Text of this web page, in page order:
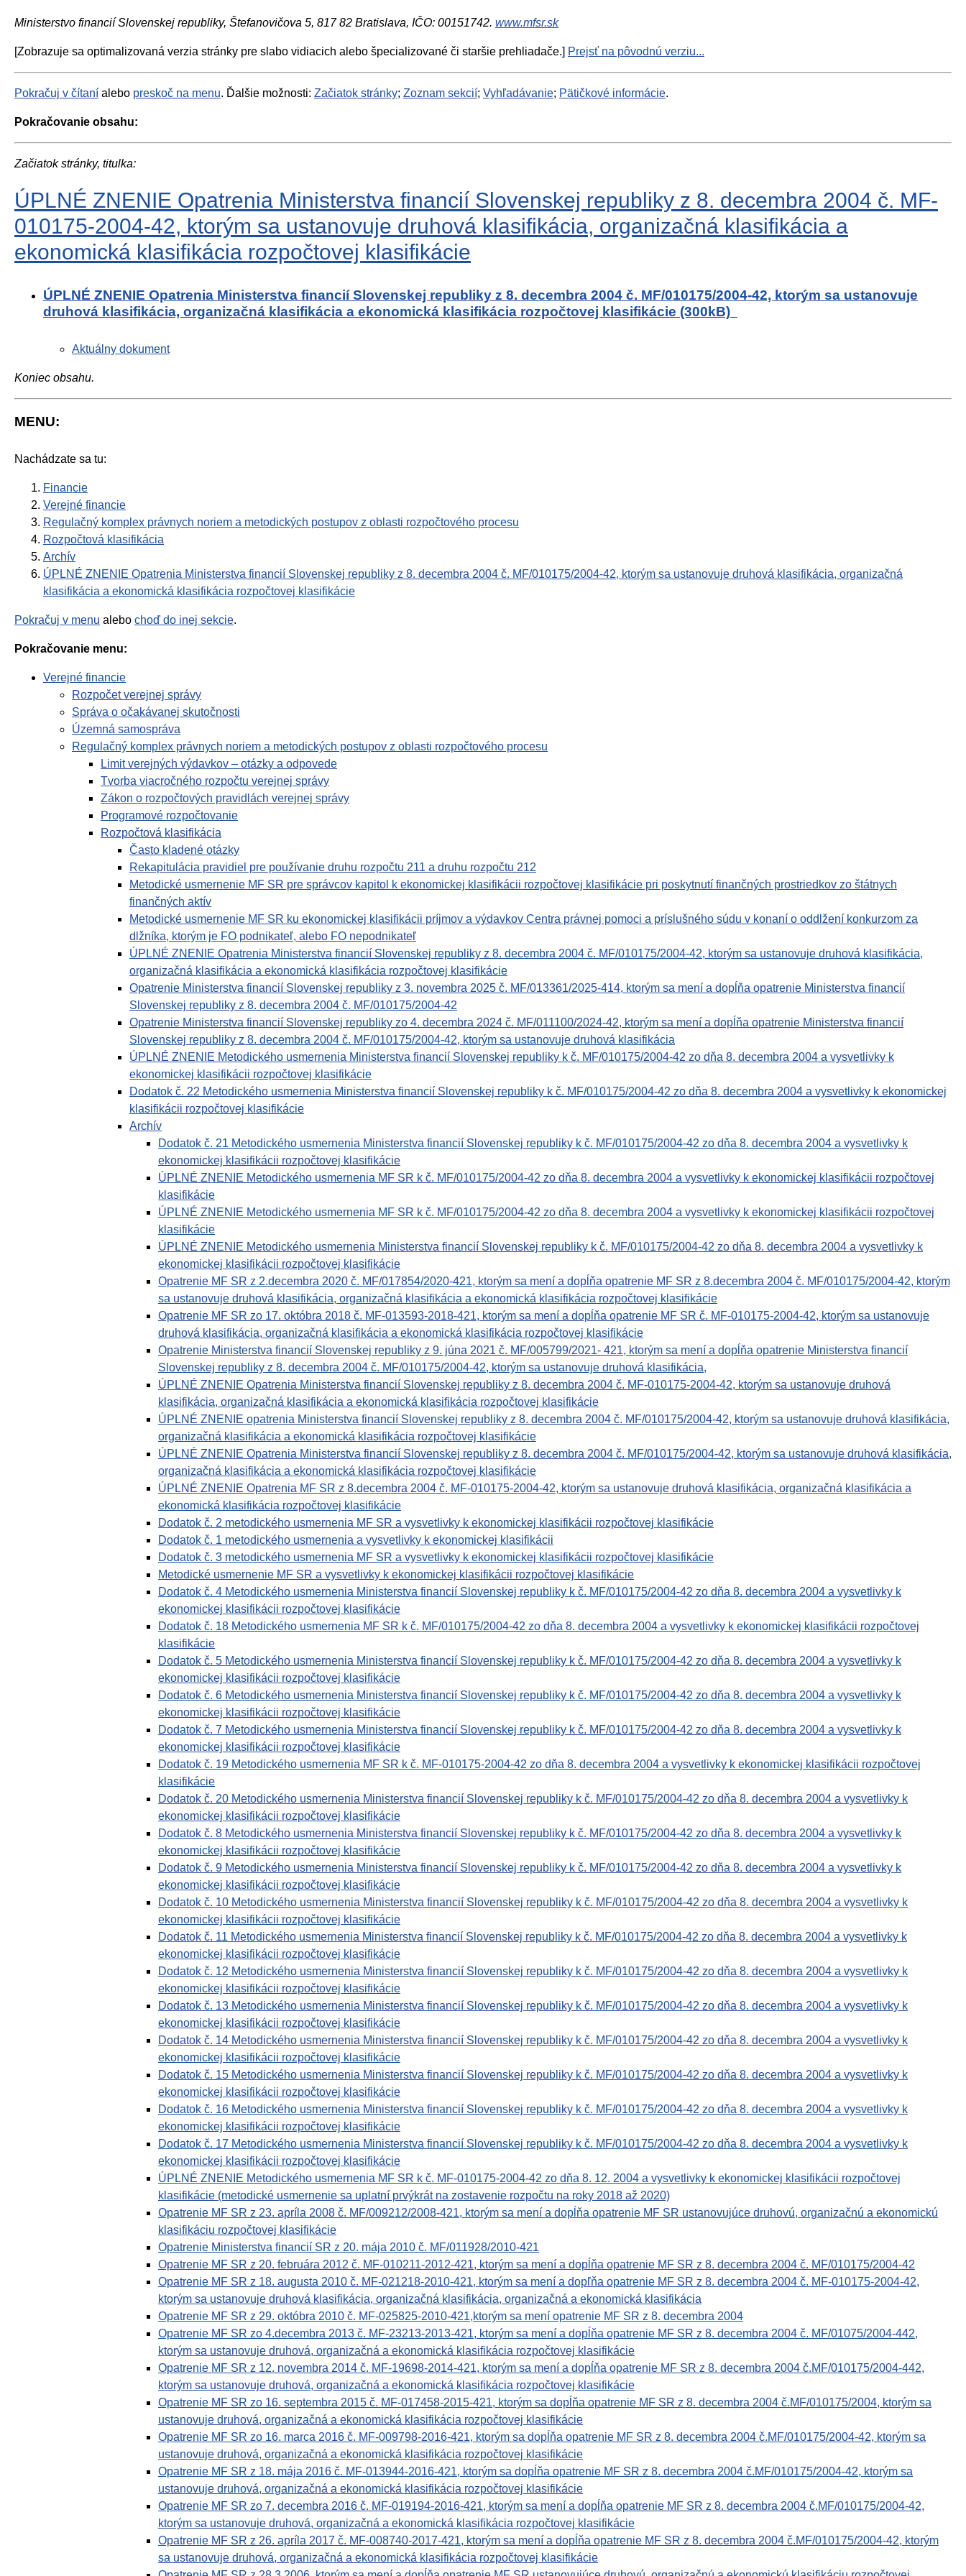
Ministerstvo financií Slovenskej republiky, Štefanovičova 5, 817 82 Bratislava, IČO: 00151742. www.mfsr.sk
[Zobrazuje sa optimalizovaná verzia stránky pre slabo vidiacich alebo špecializované či staršie prehliadače.] Prejsť na pôvodnú verziu...
Pokračuj v čítaní alebo preskoč na menu. Ďalšie možnosti: Začiatok stránky; Zoznam sekcií; Vyhľadávanie; Pätičkové informácie.
Pokračovanie obsahu:
Začiatok stránky, titulka:
ÚPLNÉ ZNENIE Opatrenia Ministerstva financií Slovenskej republiky z 8. decembra 2004 č. MF-
010175-2004-42, ktorým sa ustanovuje druhová klasifikácia, organizačná klasifikácia a
ekonomická klasifikácia rozpočtovej klasifikácie
ÚPLNÉ ZNENIE Opatrenia Ministerstva financií Slovenskej republiky z 8. decembra 2004 č. MF/010175/2004-42, ktorým sa ustanovuje
druhová klasifikácia, organizačná klasifikácia a ekonomická klasifikácia rozpočtovej klasifikácie (300kB)
Aktuálny dokument
Koniec obsahu.
MENU:
Nachádzate sa tu:
Financie
Verejné financie
Regulačný komplex právnych noriem a metodických postupov z oblasti rozpočtového procesu
Rozpočtová klasifikácia
Archív
ÚPLNÉ ZNENIE Opatrenia Ministerstva financií Slovenskej republiky z 8. decembra 2004 č. MF/010175/2004-42, ktorým sa ustanovuje druhová klasifikácia, organizačná
klasifikácia a ekonomická klasifikácia rozpočtovej klasifikácie
Pokračuj v menu alebo choď do inej sekcie.
Pokračovanie menu:
Verejné financie
Rozpočet verejnej správy
Správa o očakávanej skutočnosti
Územná samospráva
Regulačný komplex právnych noriem a metodických postupov z oblasti rozpočtového procesu
Limit verejných výdavkov – otázky a odpovede
Tvorba viacročného rozpočtu verejnej správy
Zákon o rozpočtových pravidlách verejnej správy
Programové rozpočtovanie
Rozpočtová klasifikácia
Často kladené otázky
Rekapitulácia pravidiel pre používanie druhu rozpočtu 211 a druhu rozpočtu 212
Metodické usmernenie MF SR pre správcov kapitol k ekonomickej klasifikácii rozpočtovej klasifikácie pri poskytnutí finančných prostriedkov zo štátnych
finančných aktív
Metodické usmernenie MF SR ku ekonomickej klasifikácii príjmov a výdavkov Centra právnej pomoci a príslušného súdu v konaní o oddlžení konkurzom za
dlžníka, ktorým je FO podnikateľ, alebo FO nepodnikateľ
ÚPLNÉ ZNENIE Opatrenia Ministerstva financií Slovenskej republiky z 8. decembra 2004 č. MF/010175/2004-42, ktorým sa ustanovuje druhová klasifikácia,
organizačná klasifikácia a ekonomická klasifikácia rozpočtovej klasifikácie
Opatrenie Ministerstva financií Slovenskej republiky z 3. novembra 2025 č. MF/013361/2025-414, ktorým sa mení a dopĺňa opatrenie Ministerstva financií
Slovenskej republiky z 8. decembra 2004 č. MF/010175/2004-42
Opatrenie Ministerstva financií Slovenskej republiky zo 4. decembra 2024 č. MF/011100/2024-42, ktorým sa mení a dopĺňa opatrenie Ministerstva financií
Slovenskej republiky z 8. decembra 2004 č. MF/010175/2004-42, ktorým sa ustanovuje druhová klasifikácia
ÚPLNÉ ZNENIE Metodického usmernenia Ministerstva financií Slovenskej republiky k č. MF/010175/2004-42 zo dňa 8. decembra 2004 a vysvetlivky k
ekonomickej klasifikácii rozpočtovej klasifikácie
Dodatok č. 22 Metodického usmernenia Ministerstva financií Slovenskej republiky k č. MF/010175/2004-42 zo dňa 8. decembra 2004 a vysvetlivky k ekonomickej
klasifikácii rozpočtovej klasifikácie
Archív
Dodatok č. 21 Metodického usmernenia Ministerstva financií Slovenskej republiky k č. MF/010175/2004-42 zo dňa 8. decembra 2004 a vysvetlivky k
ekonomickej klasifikácii rozpočtovej klasifikácie
ÚPLNÉ ZNENIE Metodického usmernenia MF SR k č. MF/010175/2004-42 zo dňa 8. decembra 2004 a vysvetlivky k ekonomickej klasifikácii rozpočtovej
klasifikácie
ÚPLNÉ ZNENIE Metodického usmernenia MF SR k č. MF/010175/2004-42 zo dňa 8. decembra 2004 a vysvetlivky k ekonomickej klasifikácii rozpočtovej
klasifikácie
ÚPLNÉ ZNENIE Metodického usmernenia Ministerstva financií Slovenskej republiky k č. MF/010175/2004-42 zo dňa 8. decembra 2004 a vysvetlivky k
ekonomickej klasifikácii rozpočtovej klasifikácie
Opatrenie MF SR z 2.decembra 2020 č. MF/017854/2020-421, ktorým sa mení a dopĺňa opatrenie MF SR z 8.decembra 2004 č. MF/010175/2004-42, ktorým
sa ustanovuje druhová klasifikácia, organizačná klasifikácia a ekonomická klasifikácia rozpočtovej klasifikácie
Opatrenie MF SR zo 17. októbra 2018 č. MF-013593-2018-421, ktorým sa mení a dopĺňa opatrenie MF SR č. MF-010175-2004-42, ktorým sa ustanovuje
druhová klasifikácia, organizačná klasifikácia a ekonomická klasifikácia rozpočtovej klasifikácie
Opatrenie Ministerstva financií Slovenskej republiky z 9. júna 2021 č. MF/005799/2021- 421, ktorým sa mení a dopĺňa opatrenie Ministerstva financií
Slovenskej republiky z 8. decembra 2004 č. MF/010175/2004-42, ktorým sa ustanovuje druhová klasifikácia,
ÚPLNÉ ZNENIE Opatrenia Ministerstva financií Slovenskej republiky z 8. decembra 2004 č. MF-010175-2004-42, ktorým sa ustanovuje druhová
klasifikácia, organizačná klasifikácia a ekonomická klasifikácia rozpočtovej klasifikácie
ÚPLNÉ ZNENIE opatrenia Ministerstva financií Slovenskej republiky z 8. decembra 2004 č. MF/010175/2004-42, ktorým sa ustanovuje druhová klasifikácia,
organizačná klasifikácia a ekonomická klasifikácia rozpočtovej klasifikácie
ÚPLNÉ ZNENIE Opatrenia Ministerstva financií Slovenskej republiky z 8. decembra 2004 č. MF/010175/2004-42, ktorým sa ustanovuje druhová klasifikácia,
organizačná klasifikácia a ekonomická klasifikácia rozpočtovej klasifikácie
ÚPLNÉ ZNENIE Opatrenia MF SR z 8.decembra 2004 č. MF-010175-2004-42, ktorým sa ustanovuje druhová klasifikácia, organizačná klasifikácia a
ekonomická klasifikácia rozpočtovej klasifikácie
Dodatok č. 2 metodického usmernenia MF SR a vysvetlivky k ekonomickej klasifikácii rozpočtovej klasifikácie
Dodatok č. 1 metodického usmernenia a vysvetlivky k ekonomickej klasifikácii
Dodatok č. 3 metodického usmernenia MF SR a vysvetlivky k ekonomickej klasifikácii rozpočtovej klasifikácie
Metodické usmernenie MF SR a vysvetlivky k ekonomickej klasifikácii rozpočtovej klasifikácie
Dodatok č. 4 Metodického usmernenia Ministerstva financií Slovenskej republiky k č. MF/010175/2004-42 zo dňa 8. decembra 2004 a vysvetlivky k
ekonomickej klasifikácii rozpočtovej klasifikácie
Dodatok č. 18 Metodického usmernenia MF SR k č. MF/010175/2004-42 zo dňa 8. decembra 2004 a vysvetlivky k ekonomickej klasifikácii rozpočtovej
klasifikácie
Dodatok č. 5 Metodického usmernenia Ministerstva financií Slovenskej republiky k č. MF/010175/2004-42 zo dňa 8. decembra 2004 a vysvetlivky k
ekonomickej klasifikácii rozpočtovej klasifikácie
Dodatok č. 6 Metodického usmernenia Ministerstva financií Slovenskej republiky k č. MF/010175/2004-42 zo dňa 8. decembra 2004 a vysvetlivky k
ekonomickej klasifikácii rozpočtovej klasifikácie
Dodatok č. 7 Metodického usmernenia Ministerstva financií Slovenskej republiky k č. MF/010175/2004-42 zo dňa 8. decembra 2004 a vysvetlivky k
ekonomickej klasifikácii rozpočtovej klasifikácie
Dodatok č. 19 Metodického usmernenia MF SR k č. MF-010175-2004-42 zo dňa 8. decembra 2004 a vysvetlivky k ekonomickej klasifikácii rozpočtovej
klasifikácie
Dodatok č. 20 Metodického usmernenia Ministerstva financií Slovenskej republiky k č. MF/010175/2004-42 zo dňa 8. decembra 2004 a vysvetlivky k
ekonomickej klasifikácii rozpočtovej klasifikácie
Dodatok č. 8 Metodického usmernenia Ministerstva financií Slovenskej republiky k č. MF/010175/2004-42 zo dňa 8. decembra 2004 a vysvetlivky k
ekonomickej klasifikácii rozpočtovej klasifikácie
Dodatok č. 9 Metodického usmernenia Ministerstva financií Slovenskej republiky k č. MF/010175/2004-42 zo dňa 8. decembra 2004 a vysvetlivky k
ekonomickej klasifikácii rozpočtovej klasifikácie
Dodatok č. 10 Metodického usmernenia Ministerstva financií Slovenskej republiky k č. MF/010175/2004-42 zo dňa 8. decembra 2004 a vysvetlivky k
ekonomickej klasifikácii rozpočtovej klasifikácie
Dodatok č. 11 Metodického usmernenia Ministerstva financií Slovenskej republiky k č. MF/010175/2004-42 zo dňa 8. decembra 2004 a vysvetlivky k
ekonomickej klasifikácii rozpočtovej klasifikácie
Dodatok č. 12 Metodického usmernenia Ministerstva financií Slovenskej republiky k č. MF/010175/2004-42 zo dňa 8. decembra 2004 a vysvetlivky k
ekonomickej klasifikácii rozpočtovej klasifikácie
Dodatok č. 13 Metodického usmernenia Ministerstva financií Slovenskej republiky k č. MF/010175/2004-42 zo dňa 8. decembra 2004 a vysvetlivky k
ekonomickej klasifikácii rozpočtovej klasifikácie
Dodatok č. 14 Metodického usmernenia Ministerstva financií Slovenskej republiky k č. MF/010175/2004-42 zo dňa 8. decembra 2004 a vysvetlivky k
ekonomickej klasifikácii rozpočtovej klasifikácie
Dodatok č. 15 Metodického usmernenia Ministerstva financií Slovenskej republiky k č. MF/010175/2004-42 zo dňa 8. decembra 2004 a vysvetlivky k
ekonomickej klasifikácii rozpočtovej klasifikácie
Dodatok č. 16 Metodického usmernenia Ministerstva financií Slovenskej republiky k č. MF/010175/2004-42 zo dňa 8. decembra 2004 a vysvetlivky k
ekonomickej klasifikácii rozpočtovej klasifikácie
Dodatok č. 17 Metodického usmernenia Ministerstva financií Slovenskej republiky k č. MF/010175/2004-42 zo dňa 8. decembra 2004 a vysvetlivky k
ekonomickej klasifikácii rozpočtovej klasifikácie
ÚPLNÉ ZNENIE Metodického usmernenia MF SR k č. MF-010175-2004-42 zo dňa 8. 12. 2004 a vysvetlivky k ekonomickej klasifikácii rozpočtovej
klasifikácie (metodické usmernenie sa uplatní prvýkrát na zostavenie rozpočtu na roky 2018 až 2020)
Opatrenie MF SR z 23. apríla 2008 č. MF/009212/2008-421, ktorým sa mení a dopĺňa opatrenie MF SR ustanovujúce druhovú, organizačnú a ekonomickú
klasifikáciu rozpočtovej klasifikácie
Opatrenie Ministerstva financií SR z 20. mája 2010 č. MF/011928/2010-421
Opatrenie MF SR z 20. februára 2012 č. MF-010211-2012-421, ktorým sa mení a dopĺňa opatrenie MF SR z 8. decembra 2004 č. MF/010175/2004-42
Opatrenie MF SR z 18. augusta 2010 č. MF-021218-2010-421, ktorým sa mení a dopľňa opatrenie MF SR z 8. decembra 2004 č. MF-010175-2004-42,
ktorým sa ustanovuje druhová klasifikácia, organizačná klasifikácia, organizačná a ekonomická klasifikácia
Opatrenie MF SR z 29. októbra 2010 č. MF-025825-2010-421,ktorým sa mení opatrenie MF SR z 8. decembra 2004
Opatrenie MF SR zo 4.decembra 2013 č. MF-23213-2013-421, ktorým sa mení a dopĺňa opatrenie MF SR z 8. decembra 2004 č. MF/01075/2004-442,
ktorým sa ustanovuje druhová, organizačná a ekonomická klasifikácia rozpočtovej klasifikácie
Opatrenie MF SR z 12. novembra 2014 č. MF-19698-2014-421, ktorým sa mení a dopĺňa opatrenie MF SR z 8. decembra 2004 č.MF/010175/2004-442,
ktorým sa ustanovuje druhová, organizačná a ekonomická klasifikácia rozpočtovej klasifikácie
Opatrenie MF SR zo 16. septembra 2015 č. MF-017458-2015-421, ktorým sa dopĺňa opatrenie MF SR z 8. decembra 2004 č.MF/010175/2004, ktorým sa
ustanovuje druhová, organizačná a ekonomická klasifikácia rozpočtovej klasifikácie
Opatrenie MF SR zo 16. marca 2016 č. MF-009798-2016-421, ktorým sa dopĺňa opatrenie MF SR z 8. decembra 2004 č.MF/010175/2004-42, ktorým sa
ustanovuje druhová, organizačná a ekonomická klasifikácia rozpočtovej klasifikácie
Opatrenie MF SR z 18. mája 2016 č. MF-013944-2016-421, ktorým sa dopĺňa opatrenie MF SR z 8. decembra 2004 č.MF/010175/2004-42, ktorým sa
ustanovuje druhová, organizačná a ekonomická klasifikácia rozpočtovej klasifikácie
Opatrenie MF SR zo 7. decembra 2016 č. MF-019194-2016-421, ktorým sa mení a dopĺňa opatrenie MF SR z 8. decembra 2004 č.MF/010175/2004-42,
ktorým sa ustanovuje druhová, organizačná a ekonomická klasifikácia rozpočtovej klasifikácie
Opatrenie MF SR z 26. apríla 2017 č. MF-008740-2017-421, ktorým sa mení a dopĺňa opatrenie MF SR z 8. decembra 2004 č.MF/010175/2004-42, ktorým
sa ustanovuje druhová, organizačná a ekonomická klasifikácia rozpočtovej klasifikácie